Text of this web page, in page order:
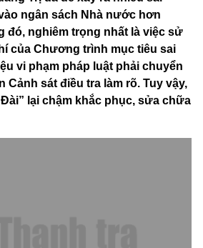
ngân sách Nhà nước hơn
đó, nghiêm trọng nhất là việc sử
của Chương trình mục tiêu sai
vi phạm pháp luật phải chuyển
Cảnh sát điều tra làm rõ. Tuy vậy,
lại chậm khắc phục, sửa chữa